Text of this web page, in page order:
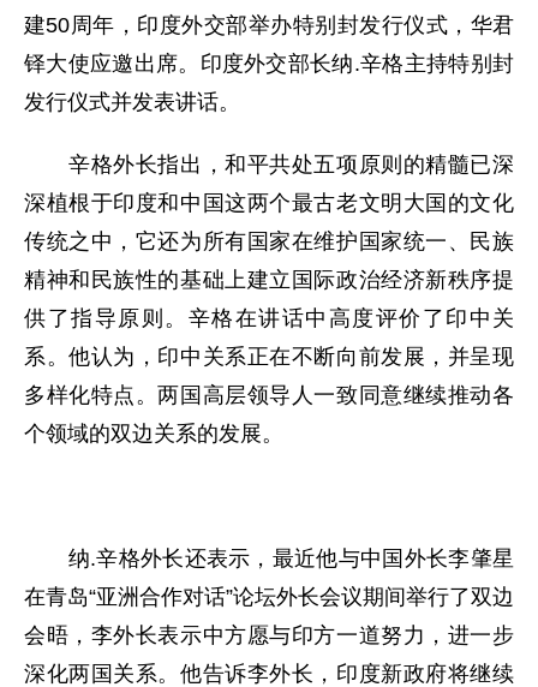
建50周年，印度外交部举办特别封发行仪式，华君
铎大使应邀出席。印度外交部长纳.辛格主持特别封
发行仪式并发表讲话。
辛格外长指出，和平共处五项原则的精髓已深
深植根于印度和中国这两个最古老文明大国的文化
传统之中，它还为所有国家在维护国家统一、民族
精神和民族性的基础上建立国际政治经济新秩序提
供了指导原则。辛格在讲话中高度评价了印中关
系。他认为，印中关系正在不断向前发展，并呈现
多样化特点。两国高层领导人一致同意继续推动各
个领域的双边关系的发展。
纳.辛格外长还表示，最近他与中国外长李肇星
在青岛“亚洲合作对话”论坛外长会议期间举行了双边
会晤，李外长表示中方愿与印方一道努力，进一步
深化两国关系。他告诉李外长，印度新政府将继续